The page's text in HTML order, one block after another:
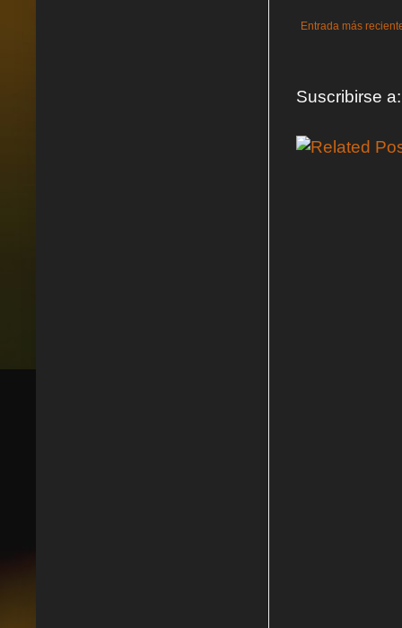
Entrada más
Suscribirse